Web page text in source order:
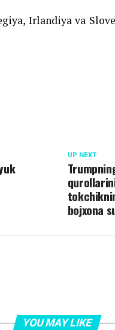
Irlandiya va
UP NEXT
bojxona
YOU MAY LIKE